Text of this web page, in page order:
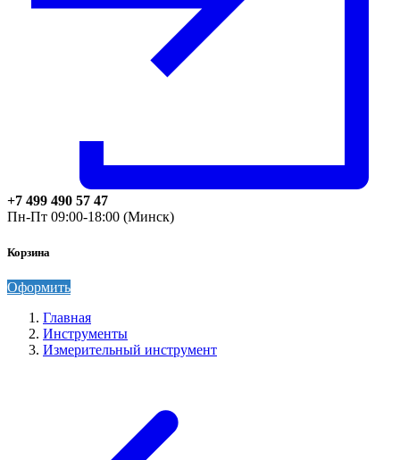
+7 499 490 57 47
Пн-Пт 09:00-18:00 (Минск)
Корзина
Оформить
Главная
Инструменты
Измерительный инструмент